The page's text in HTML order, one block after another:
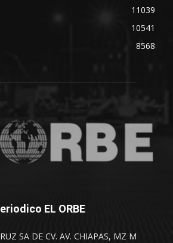
11039
10541
8568
EL ORBE
SA DE CV. AV. CHIAPAS, MZ M